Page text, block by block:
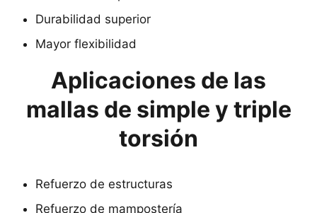
Durabilidad superior
Mayor flexibilidad
Aplicaciones de las
mallas de simple y triple
torsión
Refuerzo de estructuras
Refuerzo de mampostería